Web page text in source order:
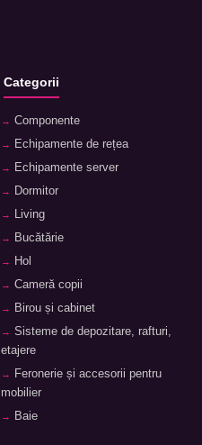
Categorii
Componente
Echipamente de rețea
Echipamente server
Dormitor
Living
Bucătărie
Hol
Cameră copii
Birou și cabinet
Sisteme de depozitare, rafturi,
etajere
Feronerie și accesorii pentru
mobilier
Baie